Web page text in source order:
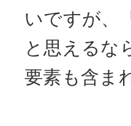
いですが、
と思えるな
要素も含ま